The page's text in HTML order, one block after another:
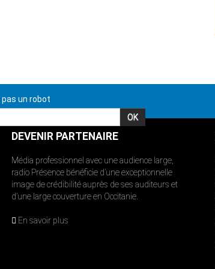
un robot
DEVENIR PARTENAIRE
Média professionnel avec une audience large,
radio Présence bénéficie d’une exceptionnelle
image de crédibilité auprès de ses auditeurs et
d’une large couverture en Occitanie.
En savoir plus